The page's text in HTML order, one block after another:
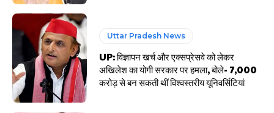
Uttar Pradesh News
UP: विज्ञापन खर्च और एक्सप्रेसवे को लेकर
अखिलेश का योगी सरकार पर हमला, बोले- 7,000
करोड़ से बन सकती थीं विश्वस्तरीय यूनिवर्सिटियां